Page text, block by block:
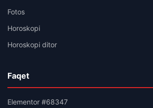
Fotos
Horoskopi
Horoskopi ditor
Faqet
Elementor #68347